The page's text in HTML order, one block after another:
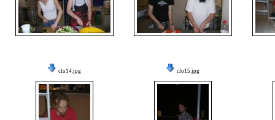
clo14.jpg clo15.jpg